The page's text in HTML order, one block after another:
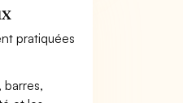
pratiquées